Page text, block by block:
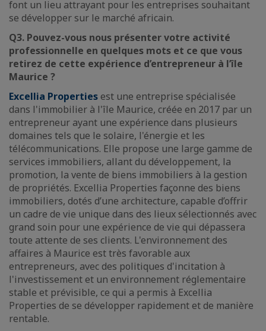
font un lieu attrayant pour les entreprises souhaitant
se développer sur le marché africain.
Q3. Pouvez-vous nous présenter votre activité
professionnelle en quelques mots et ce que vous
retirez de cette expérience d’entrepreneur à l’île
Maurice ?
Excellia Properties est une entreprise spécialisée
dans l'immobilier à l'île Maurice, créée en 2017 par un
entrepreneur ayant une expérience dans plusieurs
domaines tels que le solaire, l'énergie et les
télécommunications. Elle propose une large gamme de
services immobiliers, allant du développement, la
promotion, la vente de biens immobiliers à la gestion
de propriétés. Excellia Properties façonne des biens
immobiliers, dotés d’une architecture, capable d’offrir
un cadre de vie unique dans des lieux sélectionnés avec
grand soin pour une expérience de vie qui dépassera
toute attente de ses clients. L'environnement des
affaires à Maurice est très favorable aux
entrepreneurs, avec des politiques d'incitation à
l'investissement et un environnement réglementaire
stable et prévisible, ce qui a permis à Excellia
Properties de se développer rapidement et de manière
rentable.